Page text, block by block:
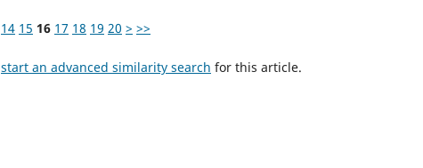
14 15 16 17 18 19 20 > >>
start an advanced similarity search for this article.